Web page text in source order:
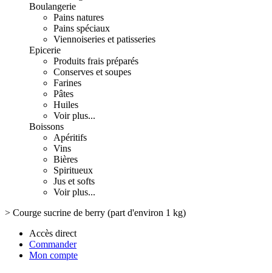
Boulangerie
Pains natures
Pains spéciaux
Viennoiseries et patisseries
Epicerie
Produits frais préparés
Conserves et soupes
Farines
Pâtes
Huiles
Voir plus...
Boissons
Apéritifs
Vins
Bières
Spiritueux
Jus et softs
Voir plus...
> Courge sucrine de berry (part d'environ 1 kg)
Accès direct
Commander
Mon compte